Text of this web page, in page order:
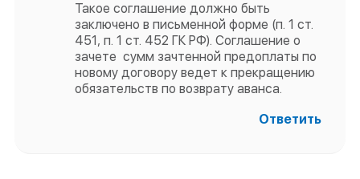
Такое соглашение должно быть
заключено в письменной форме (п. 1 ст.
451, п. 1 ст. 452 ГК РФ). Соглашение о
зачете сумм зачтенной предоплаты по
новому договору ведет к прекращению
обязательств по возврату аванса.
Ответить